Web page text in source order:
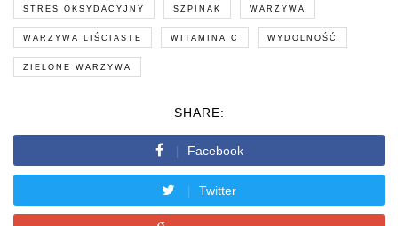
STRES OKSYDACYJNY SZPINAK WARZYWA
WARZYWA LIŚCIASTE WITAMINA C WYDOLNOŚĆ
ZIELONE WARZYWA
SHARE:
Facebook
Twitter